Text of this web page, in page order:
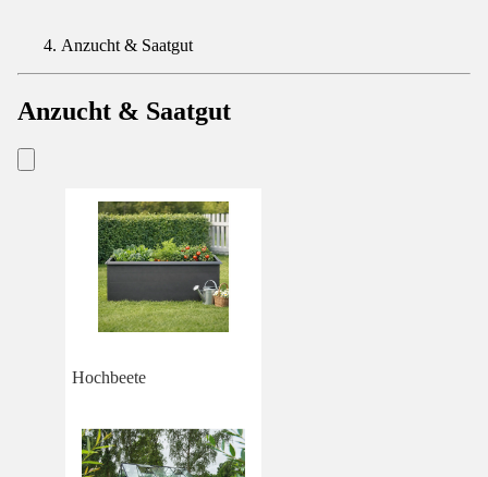
Anzucht & Saatgut
Anzucht & Saatgut
Hochbeete